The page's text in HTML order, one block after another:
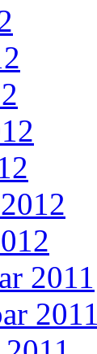
2011
2011